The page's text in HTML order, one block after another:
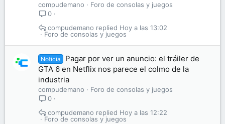
compudemano
Foro de consolas y juegos
0
Foro de consolas y juegos
Hoy a las 13:02
compudemano
Noticia
Pagar por ver un anuncio: el tráiler de
GTA 6 en Netflix nos parece el colmo de la
industria
compudemano
Foro de consolas y juegos
0
Foro de consolas y juegos
Hoy a las 12:22
compudemano